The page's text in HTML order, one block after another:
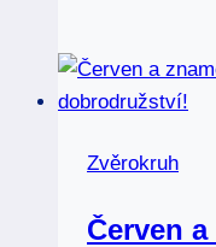
Zvěrokruh
Červen